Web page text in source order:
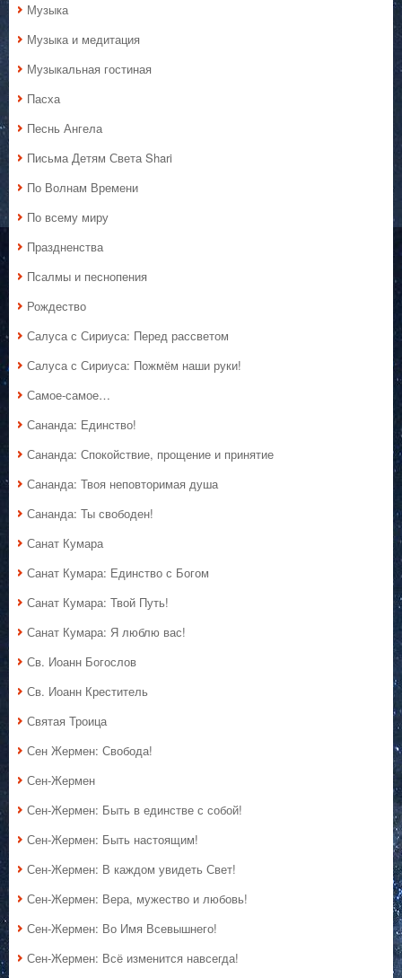
Музыка
Музыка и медитация
Музыкальная гостиная
Пасха
Песнь Ангела
Письма Детям Света Shari
По Волнам Времени
По всему миру
Праздненства
Псалмы и песнопения
Рождество
Салуса с Сириуса: Перед рассветом
Салуса с Сириуса: Пожмём наши руки!
Самое-самое…
Сананда: Единство!
Сананда: Спокойствие, прощение и принятие
Сананда: Твоя неповторимая душа
Сананда: Ты свободен!
Санат Кумара
Санат Кумара: Единство с Богом
Санат Кумара: Твой Путь!
Санат Кумара: Я люблю вас!
Св. Иоанн Богослов
Св. Иоанн Креститель
Святая Троица
Сен Жермен: Свобода!
Сен-Жермен
Сен-Жермен: Быть в единстве с собой!
Сен-Жермен: Быть настоящим!
Сен-Жермен: В каждом увидеть Свет!
Сен-Жермен: Вера, мужество и любовь!
Сен-Жермен: Во Имя Всевышнего!
Сен-Жермен: Всё изменится навсегда!